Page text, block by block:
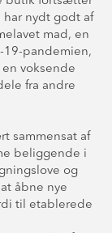
har nydt godt af
mad, en
19-pandemien,
voksende
fra andre
sammensat af
beliggende i
og
åbne nye
til etablerede